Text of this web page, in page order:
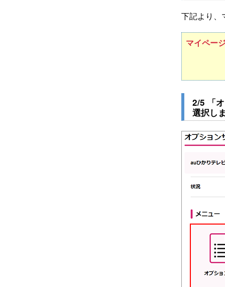
下記より、
マイペー
2/5 「
選択し